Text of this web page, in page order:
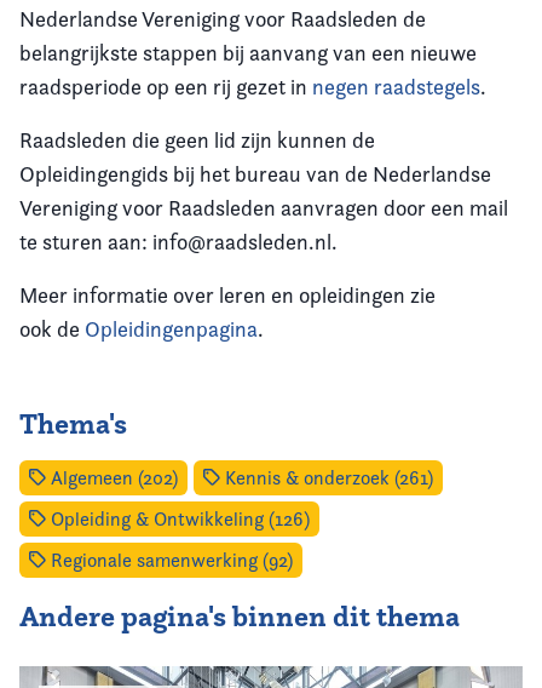
Nederlandse Vereniging voor Raadsleden de
belangrijkste stappen bij aanvang van een nieuwe
raadsperiode op een rij gezet in negen raadstegels.
Raadsleden die geen lid zijn kunnen de
Opleidingengids bij het bureau van de Nederlandse
Vereniging voor Raadsleden aanvragen door een mail
te sturen aan: info@raadsleden.nl.
Meer informatie over leren en opleidingen zie
ook de Opleidingenpagina.
Thema's
Algemeen (202)
Kennis & onderzoek (261)
Opleiding & Ontwikkeling (126)
Regionale samenwerking (92)
Andere pagina's binnen dit thema